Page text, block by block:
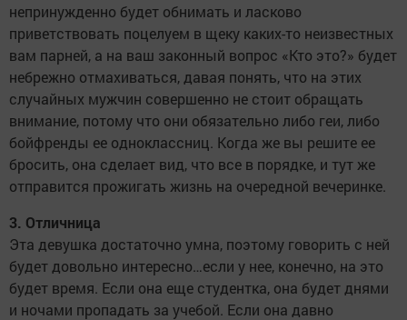
непринужденно будет обнимать и ласково
приветствовать поцелуем в щеку каких-то неизвестных
вам парней, а на ваш законный вопрос «Кто это?» будет
небрежно отмахиваться, давая понять, что на этих
случайных мужчин совершенно не стоит обращать
внимание, потому что они обязательно либо геи, либо
бойфренды ее одноклассниц. Когда же вы решите ее
бросить, она сделает вид, что все в порядке, и тут же
отправится прожигать жизнь на очередной вечеринке.
3. Отличница
Эта девушка достаточно умна, поэтому говорить с ней
будет довольно интересно…если у нее, конечно, на это
будет время. Если она еще студентка, она будет днями
и ночами пропадать за учебой. Если она давно